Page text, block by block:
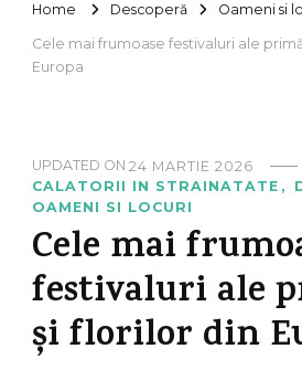
Home Descoperă Oameni si
Cele mai frumoase festivaluri ale
Europa
UPDATED ON 24 MARTIE 2026
CALATORII IN STRAINATATE
OAMENI SI LOCURI
Cele mai
festivaluri ale
și florilor din